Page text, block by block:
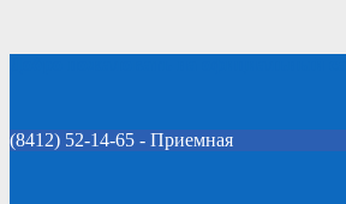
(8412) 52-14-65 - Приемная